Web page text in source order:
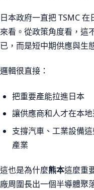
日本政府一直把 TSMC
來看。從政策角度看，這
已，而是短中期供應與生
邏輯很直接：
把重要產能拉進日本
讓供應商和人才在本
支撐汽車、工業設備
產業
這也是為什麼熊本這麼重
廠周圍長出一個半導體聚